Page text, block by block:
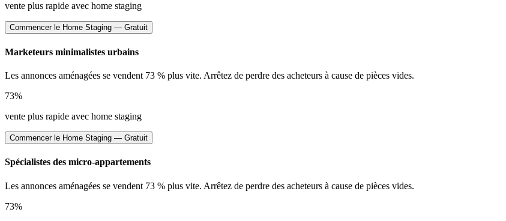
vente plus rapide avec home staging
Commencer le Home Staging — Gratuit
Marketeurs minimalistes urbains
Les annonces aménagées se vendent 73 % plus vite. Arrêtez de perdre des acheteurs à cause de pièces vides.
73%
vente plus rapide avec home staging
Commencer le Home Staging — Gratuit
Spécialistes des micro-appartements
Les annonces aménagées se vendent 73 % plus vite. Arrêtez de perdre des acheteurs à cause de pièces vides.
73%